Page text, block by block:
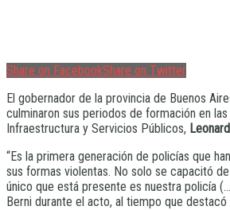
Share on FacebookShare on Twitter
El gobernador de la provincia de Buenos
culminaron sus periodos de formación en
Infraestructura y Servicios Públicos,
“Es la primera generación de policías que
sus formas violentas. No solo se capacitó
único que está presente es nuestra policía
Berni durante el acto, al tiempo que